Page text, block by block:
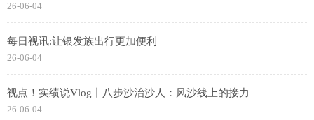
26-06-04
每日视讯:让银发族出行更加便利
26-06-04
视点！实绩说Vlog丨八步沙治沙人：风沙线上的接力
26-06-04